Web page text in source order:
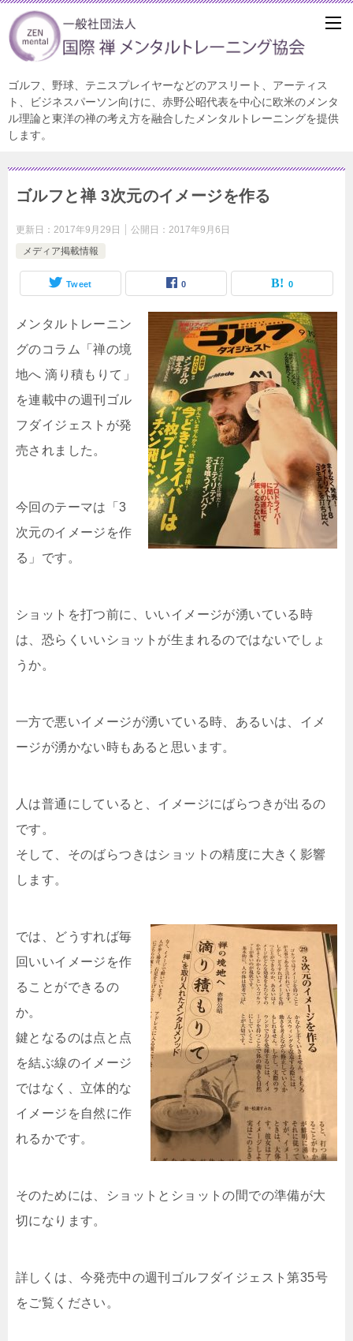
ゴルフ、野球、テニスプレイヤーなどのアスリート、アーティス
ト、ビジネスパーソン向けに、赤野公昭代表を中心に欧米のメンタ
ル理論と東洋の禅の考え方を融合したメンタルトレーニングを提供
します。
ゴルフと禅 3次元のイメージを作る
更新日： 2017年9月29日 公開日： 2017年9月6日
メディア掲載情報
Tweet 0 0
メンタルトレーニン
グのコラム「禅の境
地へ 滴り積もりて」
を連載中の週刊ゴル
フダイジェストが発
売されました。
今回のテーマは「3
次元のイメージを作
る」です。
ショットを打つ前に、いいイメージが湧いている時
は、恐らくいいショットが生まれるのではないでしょ
うか。
一方で悪いイメージが湧いている時、あるいは、イメ
ージが湧かない時もあると思います。
人は普通にしていると、イメージにばらつきが出るの
です。
そして、そのばらつきはショットの精度に大きく影響
します。
では、どうすれば毎
回いいイメージを作
ることができるの
か。
鍵となるのは点と点
を結ぶ線のイメージ
ではなく、立体的な
イメージを自然に作
れるかです。
そのためには、ショットとショットの間での準備が大
切になります。
詳しくは、今発売中の週刊ゴルフダイジェスト第35号
をご覧ください。